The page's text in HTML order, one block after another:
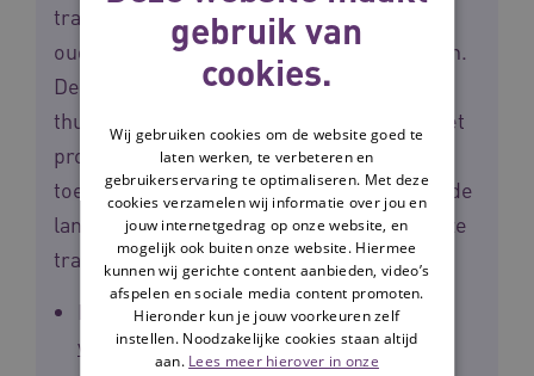
transitie beschreven die nodig is om de
ouderenzorg toekomstbestendig te maken.
De uitgangspunten zijn: zelf als het kan,
thuis als het kan en digitaal als het kan. Het
programma Waardigheid en trots voor de
toekomst ondersteunt zorgaanbieders in de
langdurige zorg bij het vormgeven van deze
transitie.
Lees meer overWaardigheid en trots
voor de toekomst
gebruik van
cookies.
Wij gebruiken cookies om de website goed te
laten werken, te verbeteren en
gebruikerservaring te optimaliseren. Met deze
cookies verzamelen wij informatie over jou en
jouw internetgedrag op onze website, en
mogelijk ook buiten onze website. Hiermee
kunnen wij gerichte content aanbieden, video’s
afspelen en sociale media content promoten.
Hieronder kun je jouw voorkeuren zelf
instellen. Noodzakelijke cookies staan altijd
aan. Lees meer hierover in onze